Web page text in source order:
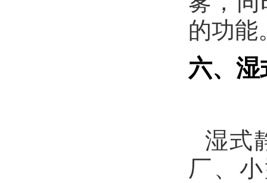
的功能
六、
湿式
厂、